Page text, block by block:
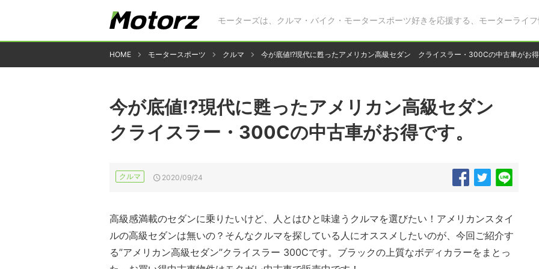
モーターズは、クルマ・バイク・モータースポーツ好きを応援する、モーターライフ
HOME モータースポーツ クルマ 今が底値!?現代に甦ったアメリカン高級セダン クライスラー・300Cの中古車がお得
今が底値!?現代に甦ったアメリカン高級セダン
クライスラー・300Cの中古車がお得です。
クルマ 2020/09/24
高級感満載のセダンに乗りたいけど、人とはひと味違うクルマを選びたい！アメリカンスタイ
ルの高級セダンは無いの？そんなクルマを探している人にオススメしたいのが、今回ご紹介す
る”アメリカン高級セダン”クライスラー 300Cです。ブラックの上質なボディカラーをまとっ